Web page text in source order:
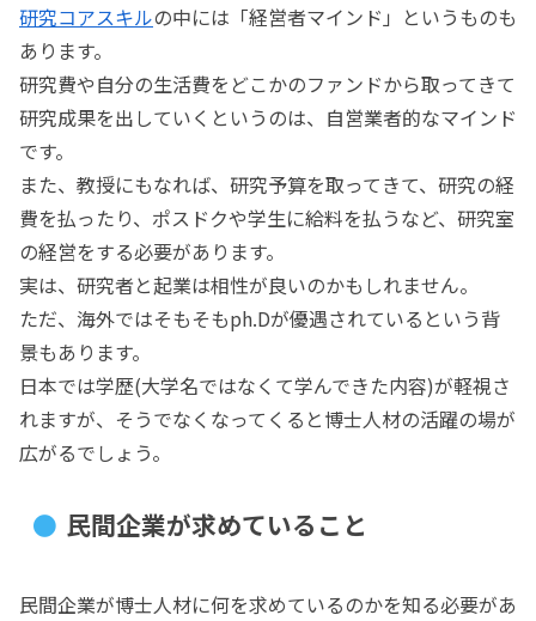
研究コアスキルの中には「経営者マインド」というものも
あります。
研究費や自分の生活費をどこかのファンドから取ってきて
研究成果を出していくというのは、自営業者的なマインド
です。
また、教授にもなれば、研究予算を取ってきて、研究の経
費を払ったり、ポスドクや学生に給料を払うなど、研究室
の経営をする必要があります。
実は、研究者と起業は相性が良いのかもしれません。
ただ、海外ではそもそもph.Dが優遇されているという背
景もあります。
日本では学歴(大学名ではなくて学んできた内容)が軽視さ
れますが、そうでなくなってくると博士人材の活躍の場が
広がるでしょう。
民間企業が求めていること
民間企業が博士人材に何を求めているのかを知る必要があ